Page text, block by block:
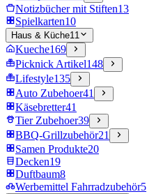
Notizbücher mit Stiften13
Spielkarten10
Haus & Küche11
Kueche169
Picknick Artikel148
Lifestyle135
Auto Zubehoer41
Käsebretter41
Tier Zubehoer39
BBQ-Grillzubehör21
Samen Produkte20
Decken19
Duftbaum8
Werbemittel Fahrradzubehör5